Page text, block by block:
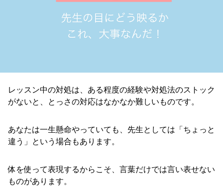
レッスン中の対処は、ある程度の経験や対処法のストック
がないと、とっさの対応はなかなか難しいものです。
あなたは一生懸命やっていても、先生としては「ちょっと
違う」という場合もあります。
体を使って表現するからこそ、言葉だけでは言い表せない
ものがあります。